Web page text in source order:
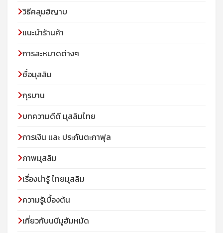
วิธีคลุมฮิญาบ
แนะนำร้านค้า
การละหมาดต่างๆ
ชื่อมุสลิม
กุรบาน
บทความดีดี มุสลิมไทย
การเงิน และ ประกันตะกาฟุล
ภาพมุสลิม
เรื่องน่ารู้ ไทยมุสลิม
ความรู้เบื้องต้น
เกี่ยวกับนบีมูฮัมหมัด